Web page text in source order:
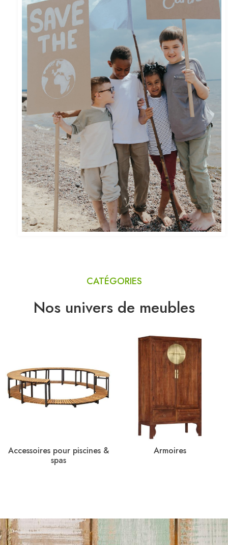
CATÉGORIES
Nos univers de meubles
Accessoires pour piscines &
spas
Armoires